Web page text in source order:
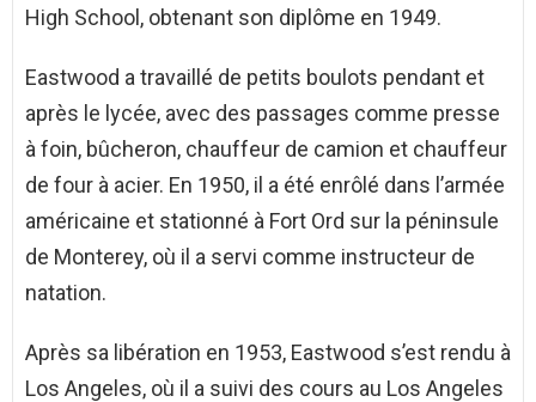
High School, obtenant son diplôme en 1949.
Eastwood a travaillé de petits boulots pendant et
après le lycée, avec des passages comme presse
à foin, bûcheron, chauffeur de camion et chauffeur
de four à acier. En 1950, il a été enrôlé dans l’armée
américaine et stationné à Fort Ord sur la péninsule
de Monterey, où il a servi comme instructeur de
natation.
Après sa libération en 1953, Eastwood s’est rendu à
Los Angeles, où il a suivi des cours au Los Angeles